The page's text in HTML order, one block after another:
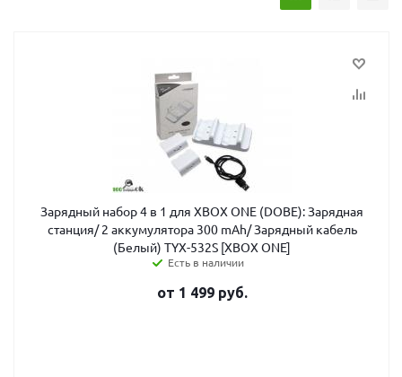
Зарядный набор 4 в 1 для XBOX ONE (DOBE): Зарядная
станция/ 2 аккумулятора 300 mAh/ Зарядный кабель
(Белый) TYX-532S [XBOX ONE]
Есть в наличии
от 1 499руб.